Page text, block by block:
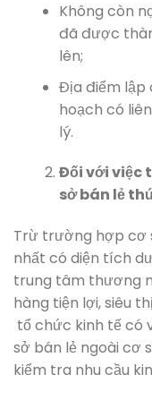
Không còn
đã được
lên;
Địa điểm lập
hoạch có
lý.
Đối với việc
sở bán lẻ
Trừ trường hợp cơ
nhất có diện tích
trung tâm thương
hàng tiện lợi, siêu
tổ chức kinh tế có
sở bán lẻ ngoài cơ
kiểm tra nhu cầu